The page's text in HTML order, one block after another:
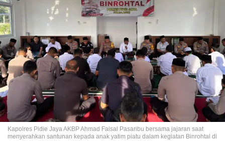
Kapolres Pidie Jaya AKBP Ahmad Faisal Pasaribu bersama jajaran saat
menyerahkan santunan kepada anak yatim piatu dalam kegiatan Binrohtal di